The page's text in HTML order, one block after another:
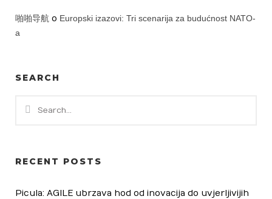
啪啪导航 o Europski izazovi: Tri scenarija za budućnost NATO-
a
SEARCH
RECENT POSTS
Picula: AGILE ubrzava hod od inovacija do uvjerljivijih